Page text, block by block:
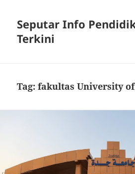
Seputar Info
Terkini
Tag:fakultas University